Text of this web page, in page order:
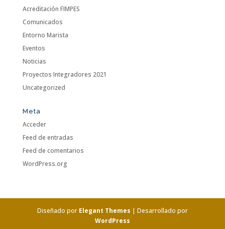
Acreditación FIMPES
Comunicados
Entorno Marista
Eventos
Noticias
Proyectos Integradores 2021
Uncategorized
Meta
Acceder
Feed de entradas
Feed de comentarios
WordPress.org
Diseñado por Elegant Themes | Desarrollado por
WordPress